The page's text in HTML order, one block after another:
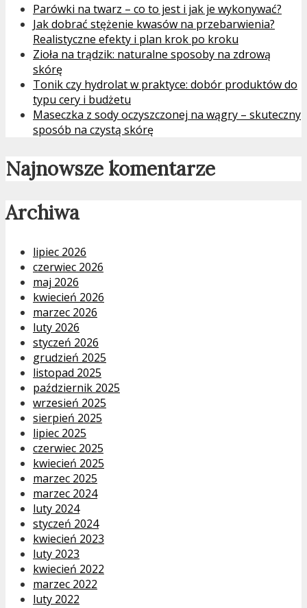
Parówki na twarz – co to jest i jak je wykonywać?
Jak dobrać stężenie kwasów na przebarwienia?
Realistyczne efekty i plan krok po kroku
Zioła na trądzik: naturalne sposoby na zdrową
skórę
Tonik czy hydrolat w praktyce: dobór produktów do
typu cery i budżetu
Maseczka z sody oczyszczonej na wągry – skuteczny
sposób na czystą skórę
Najnowsze komentarze
Archiwa
lipiec 2026
czerwiec 2026
maj 2026
kwiecień 2026
marzec 2026
luty 2026
styczeń 2026
grudzień 2025
listopad 2025
październik 2025
wrzesień 2025
sierpień 2025
lipiec 2025
czerwiec 2025
kwiecień 2025
marzec 2025
marzec 2024
luty 2024
styczeń 2024
kwiecień 2023
luty 2023
kwiecień 2022
marzec 2022
luty 2022